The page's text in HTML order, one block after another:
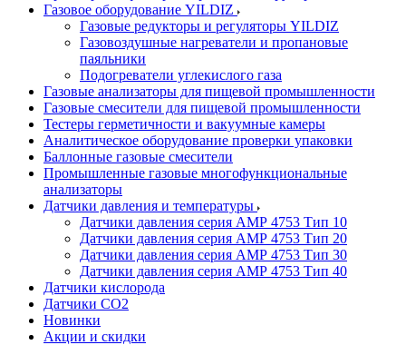
Газовое оборудование YILDIZ
Газовые редукторы и регуляторы YILDIZ
Газовоздушные нагреватели и пропановые
паяльники
Подогреватели углекислого газа
Газовые анализаторы для пищевой промышленности
Газовые смесители для пищевой промышленности
Тестеры герметичности и вакуумные камеры
Аналитическое оборудование проверки упаковки
Баллонные газовые смесители
Промышленные газовые многофункциональные
анализаторы
Датчики давления и температуры
Датчики давления серия АМР 4753 Тип 10
Датчики давления серия АМР 4753 Тип 20
Датчики давления серия АМР 4753 Тип 30
Датчики давления серия АМР 4753 Тип 40
Датчики кислорода
Датчики CO2
Новинки
Акции и скидки